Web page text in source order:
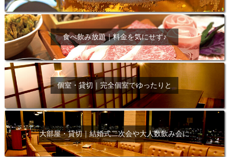
食べ飲み放題｜料金を気にせず♪
個室・貸切｜完全個室でゆったりと
大部屋・貸切｜結婚式二次会や大人数飲み会に